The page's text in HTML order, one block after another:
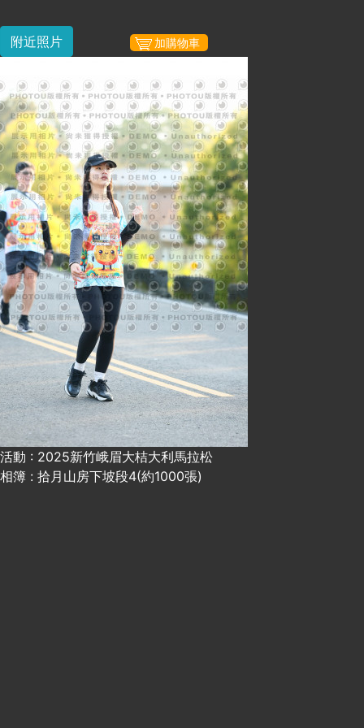
附近照片 加購物車
活動 : 2025新竹峨眉大桔大利馬拉松
相簿 : 拾月山房下坡段4(約1000張)